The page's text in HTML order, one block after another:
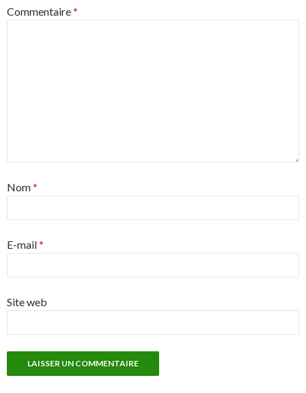
Commentaire*
Nom*
E-mail*
Site web